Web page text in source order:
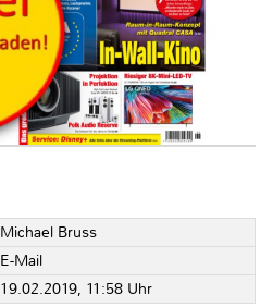
Michael Bruss
E-Mail
19.02.2019, 11:58 Uhr